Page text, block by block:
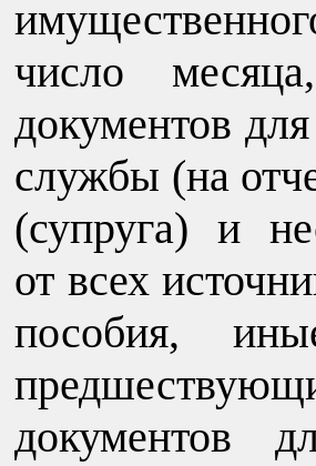
число
документов
службы (на
(супруга) и
от всех
пособия,
документов